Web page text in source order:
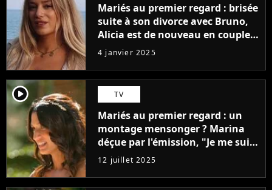
Mariés au premier regard : brisée
suite à son divorce avec Bruno,
Alicia est de nouveau en couple !
Elle officialise avec son nouveau
chéri en photo
4 janvier 2025
player2 TV
Mariés au premier regard : un
montage mensonger ? Marina
déçue par l'émission, "Je me suis
pris une vague de haine"
12 juillet 2025